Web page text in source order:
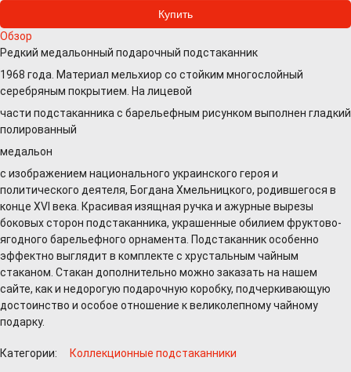
Обзор
Редкий медальонный подарочный подстаканник
1968 года. Материал мельхиор со стойким многослойный
серебряным покрытием. На лицевой
части подстаканника с барельефным рисунком выполнен гладкий
полированный
медальон
с изображением национального украинского героя и
политического деятеля, Богдана Хмельницкого, родившегося в
конце XVI века. Красивая изящная ручка и ажурные вырезы
боковых сторон подстаканника, украшенные обилием фруктово-
ягодного барельефного орнамента. Подстаканник особенно
эффектно выглядит в комплекте с хрустальным чайным
стаканом. Стакан дополнительно можно заказать на нашем
сайте, как и недорогую подарочную коробку, подчеркивающую
достоинство и особое отношение к великолепному чайному
подарку.
Категории: Коллекционные подстаканники